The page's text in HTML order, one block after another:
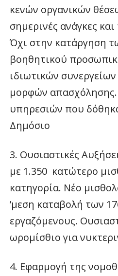
κενών οργανικών
σημερινές ανάγκες
Όχι στην κατάργηση
βοηθητικού
ιδιωτικών
μορφών
υπηρεσιών που
Δημόσιο
3. Ουσιαστικές
με 1.350  κατώτερο
κατηγορία. Νέο
’μεση καταβολή των
εργαζόμενους.
ωρομίσθιο για
4. Εφαρμογή της